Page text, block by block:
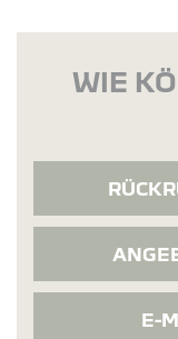
WIE
E-